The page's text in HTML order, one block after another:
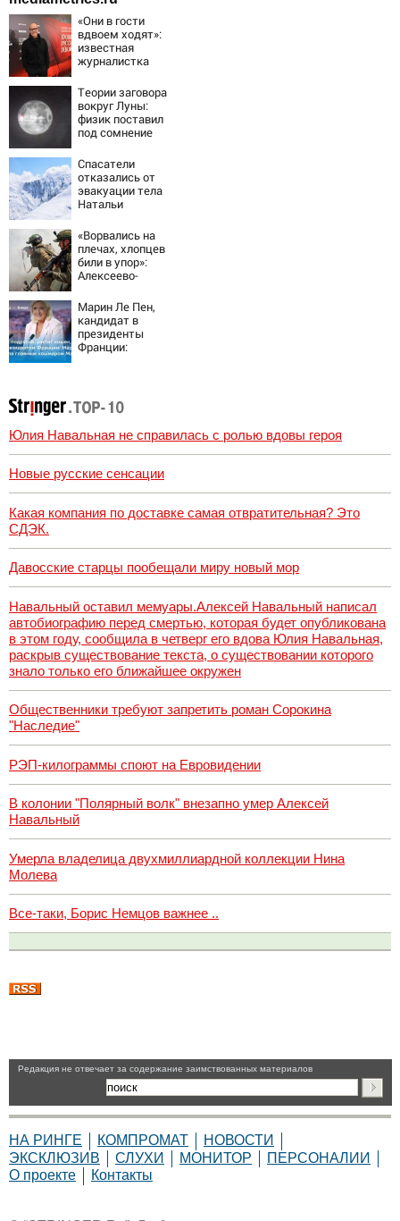
«Они в гости
вдвоем ходят»:
известная
журналистка
роман
Бондарчука и
Исаковой
Теории заговора
вокруг Луны:
физик поставил
под сомнение
Спасатели
отказались от
эвакуации тела
Натальи
семитысячника
«Ворвались на
плечах, хлопцев
били в упор»:
Алексеево-
могильником для
«птах Мадьяра»
Марин Ле Пен,
кандидат в
президенты
Франции:
России и Украине,
прогноз на
президента
Франции 2027,
последние
новости
Юлия Навальная не справилась с ролью вдовы героя
Новые русские сенсации
Какая компания по доставке самая отвратительная? Это
СДЭК.
Давосские старцы пообещали миру новый мор
Навальный оставил мемуары.Алексей Навальный написал
автобиографию перед смертью, которая будет опубликована
в этом году, сообщила в четверг его вдова Юлия Навальная,
раскрыв существование текста, о существовании которого
знало только его ближайшее окружен
Общественники требуют запретить роман Сорокина
"Наследие"
РЭП-килограммы споют на Евровидении
В колонии "Полярный волк" внезапно умер Алексей
Навальный
Умерла владелица двухмиллиардной коллекции Нина
Молева
Все-таки, Борис Немцов важнее ..
Pедакция не отвечает за содержание заимствованных материалов
НА РИНГЕ КОМПРОМАТ
НОВОСТИ
ЭКСКЛЮЗИВ
СЛУХИ МОНИТОР
ПЕРСОНАЛИИ
О проекте
Контакты